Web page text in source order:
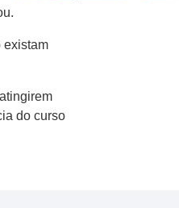
existam
do curso